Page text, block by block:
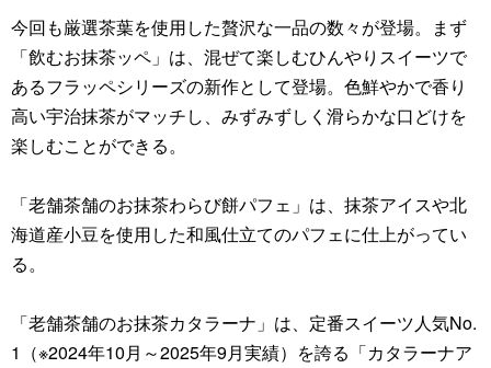
今回も厳選茶葉を使用した贅沢な一品の数々が登場。まず
「飲むお抹茶ッペ」は、混ぜて楽しむひんやりスイーツで
あるフラッペシリーズの新作として登場。色鮮やかで香り
高い宇治抹茶がマッチし、みずみずしく滑らかな口どけを
楽しむことができる。
「老舗茶舗のお抹茶わらび餅パフェ」は、抹茶アイスや北
海道産小豆を使用した和風仕立てのパフェに仕上がってい
る。
「老舗茶舗のお抹茶カタラーナ」は、定番スイーツ人気No.
1（※2024年10月～2025年9月実績）を誇る「カタラーナア